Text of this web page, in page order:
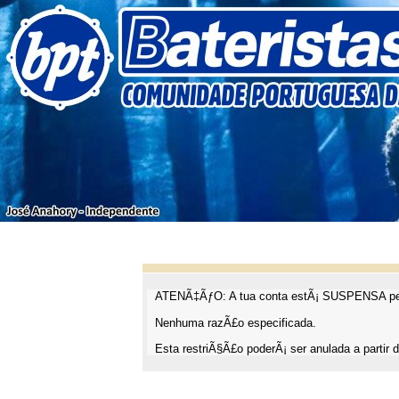
ATENÃ‡ÃƒO: A tua conta estÃ¡ SUSPENSA
Nenhuma razÃ£o especificada.
Esta restriÃ§Ã£o poderÃ¡ ser anulada a partir